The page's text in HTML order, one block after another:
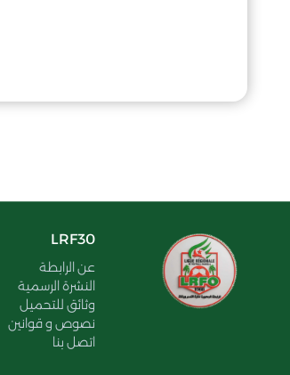
LRF30
عن الرابطة
النشرة الرسمية
وثائق للتحميل
نصوص و قوانين
اتصل بنا